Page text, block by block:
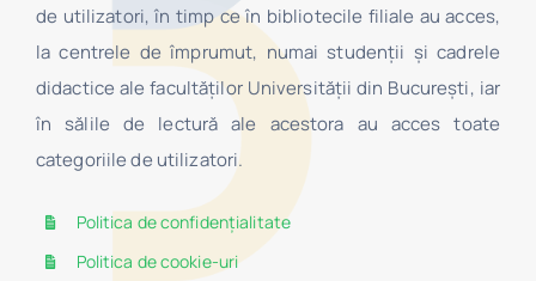
de utilizatori, în timp ce în bibliotecile filiale au acces,
la centrele de împrumut, numai studenţii şi cadrele
didactice ale facultăților Universității din București, iar
în sălile de lectură ale acestora au acces toate
categoriile de utilizatori.
Politica de confidențialitate
Politica de cookie-uri